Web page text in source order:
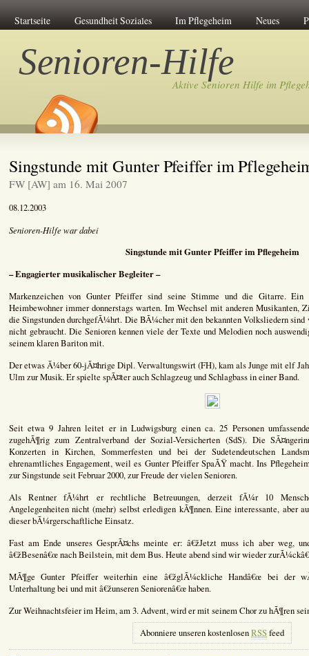
Startseite Gesundheit Soziales Im Pflegeheim Neues
Senioren-Hilfe
Aktive Senioren Hilfe im
Singstunde mit Gunter Pfeiffer im
FW [AW] am 16. Mai 2007
08.12.2003
Senioren-Hilfe war dabei
Singstunde mit Gunter Pfeiffer im Pflegeheim
– Engagierter musikalischer Begleiter –
Markenzeichen von Gunter Pfeiffer sind seine Stimme und die Gitarre. Ein
Heimbewohner immer donnerstags warten. Im Wechsel mit anderen Musikanten,
die Singstunden durchgefÃ¼hrt. Die BÃ¼cher mit den bekannten Volksliedern sind
nicht gebraucht. Die Senioren kennen viele der Texte und Melodien noch
seinem klaren Bariton mit.
Der etwas Ã¼ber 60-jÃ¤hrige Dipl. Verwaltungswirt (FH), kam als Junge mit elf
Ulm zur Musik. Er spielte spÃ¤ter auch Schlagzeug und Schlagbass in einer Band.
Seit etwa 9 Jahren leitet er in Ludwigsburg einen ca. 25 Personen
zugehÃ¶rig zum Zentralverband der Sozial-Versicherten (SdS). Die
Konzerten in Kirchen, Sommerfesten und bei der Sudetendeutschen
ehrenamtliches Engagement, weil es Gunter Pfeiffer SpaÃŸ macht. Ins
zur Singstunde seit Februar 2000, zur Freude der vielen Senioren.
Als Rentner fÃ¼hrt er rechtliche Betreuungen, derzeit fÃ¼r 10
Angelegenheiten nicht (mehr) selbst erledigen kÃ¶nnen. Eine interessante, aber
dieser bÃ¼rgerschaftliche Einsatz.
Fast am Ende unseres GesprÃ¤chs meinte er: â€žJetzt muss ich aber weg,
â€žBesenâ€œ nach Beilstein, mit dem Bus. Heute abend sind wir wieder
MÃ¶ge Gunter Pfeiffer weiterhin eine â€žglÃ¼ckliche Handâ€œ bei der
Unterhaltung bei und mit â€žunseren Seniorenâ€œ haben.
Zur Weihnachtsfeier im Heim, am 3. Advent, wird er mit seinem Chor zu hÃ¶ren
Abonniere unseren kostenlosenRSSfeed